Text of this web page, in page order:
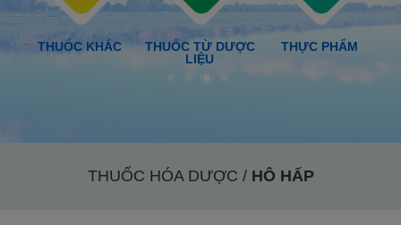
THUỐC KHÁC
THUỐC TỪ DƯỢC
LIỆU
THỰC PHẨM
THUỐC HÓA DƯỢC / HÔ HẤP